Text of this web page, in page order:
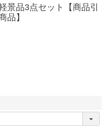
景品3点セット【商品引
品】